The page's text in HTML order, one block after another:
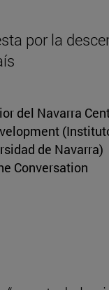
por la
del Navarra
de Navarra)
Conversation